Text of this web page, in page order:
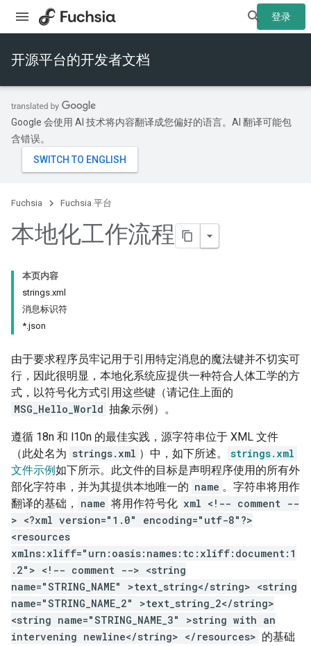
登录
开源平台的开发者文档
Google 会使用 AI 技术将内容翻译成您偏好的语言。AI 翻译可能包
含错误。
Fuchsia Fuchsia 平台
本地化工作流程
本页内容
strings.xml
消息标识符
*.json
由于要求程序员牢记用于引用特定消息的魔法键并不切实可
行，因此很明显，本地化系统应提供一种符合人体工学的方
式，以符号化方式引用这些键（请记住上面的
MSG_Hello_World 抽象示例）。
遵循 18n 和 l10n 的最佳实践，源字符串位于 XML 文件
（此处名为 strings.xml ）中，如下所述。
strings.xml
文件示例如下所示。此文件的目标是声明程序使用的所有外
部化字符串，并为其提供本地唯一的 name 。字符串将用作
翻译的基础，
name 将用作符号化 xml <!-- comment --
> <?xml version="1.0" encoding="utf-8"?>
<resources
xmlns:xliff="urn:oasis:names:tc:xliff:document:1
.2"> <!-- comment --> <string
name="STRING_NAME" >text_string</string> <string
name="STRING_NAME_2" >text_string_2</string>
<string name="STRING_NAME_3" >string with an
intervening newline</string> </resources> 的基础